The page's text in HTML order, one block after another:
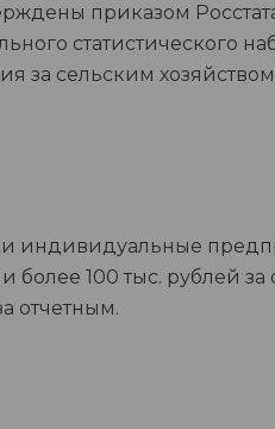
приказом Росстата
статистического
за сельским
индивидуальные
100 тыс. рублей за
отчетным.